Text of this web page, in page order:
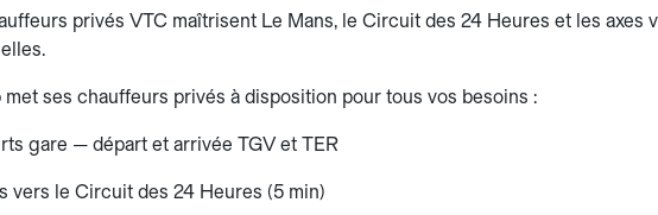
privés VTC maîtrisent Le Mans, le Circuit des 24 Heures et les axes
met ses chauffeurs privés à disposition pour tous vos besoins :
gare — départ et arrivée TGV et TER
vers le Circuit des 24 Heures (5 min)